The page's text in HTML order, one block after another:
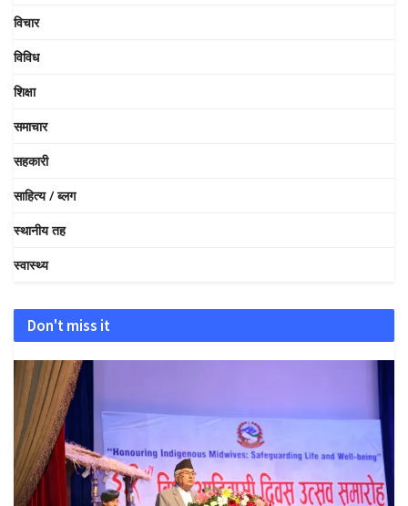
विचार
विविध
शिक्षा
समाचार
सहकारी
साहित्य / ब्लग
स्थानीय तह
स्वास्थ्य
Don't miss it